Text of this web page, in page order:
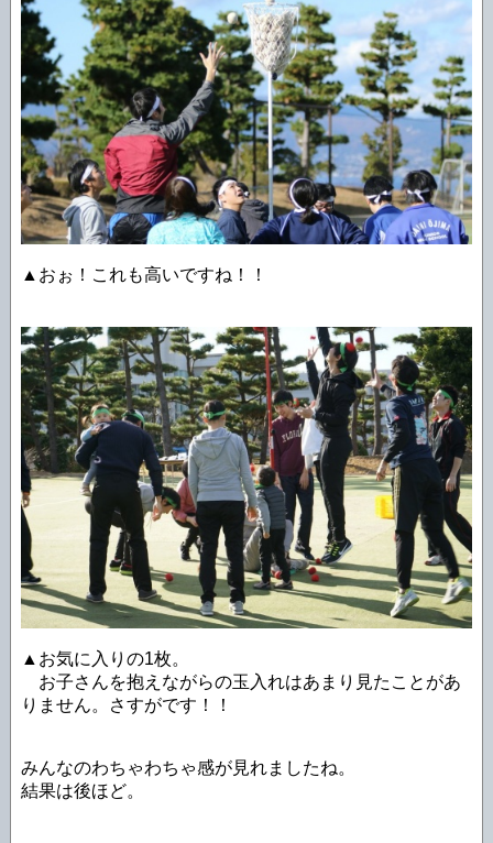
▲おぉ！これも高いですね！！
▲お気に入りの1枚。
お子さんを抱えながらの玉入れはあまり見たことがあ
りません。さすがです！！
みんなのわちゃわちゃ感が見れましたね。
結果は後ほど。